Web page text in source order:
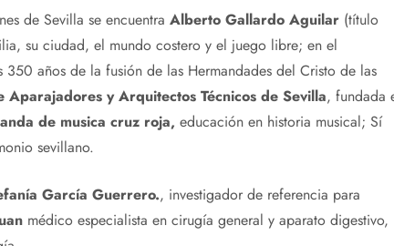
de Sevilla se encuentra Alberto Gallardo Aguilar(título
su ciudad, el mundo costero y el juego libre; en el
años de la fusión de las Hermandades del Cristo de las
Aparajadores y Arquitectos Técnicos de Sevilla, fundada
de musica cruz roja, educación en historia musical; Sí
sevillano.
García Guerrero., investigador de referencia para
médico especialista en cirugía general y aparato digestivo,